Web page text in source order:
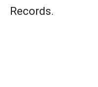
Records.